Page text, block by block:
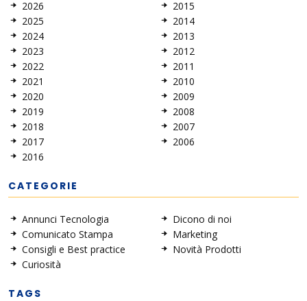
2026
2025
2024
2023
2022
2021
2020
2019
2018
2017
2016
2015
2014
2013
2012
2011
2010
2009
2008
2007
2006
CATEGORIE
Annunci Tecnologia
Comunicato Stampa
Consigli e Best practice
Curiosità
Dicono di noi
Marketing
Novità Prodotti
TAGS